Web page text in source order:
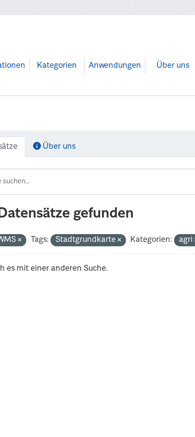
Kategorien Anwendungen Über uns
Über uns
gefunden
Tags: Stadtgrundkarte Kategorien: agri
es mit einer anderen Suche.